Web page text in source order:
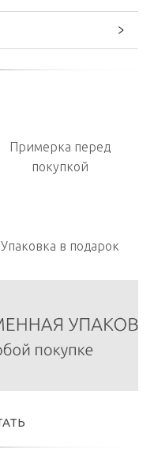
Примерка перед
покупкой
Упаковка в подарок